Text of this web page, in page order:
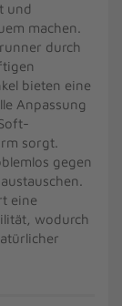
und
machen.
durch
bieten eine
Anpassung
sorgt.
gegen
eine
wodurch